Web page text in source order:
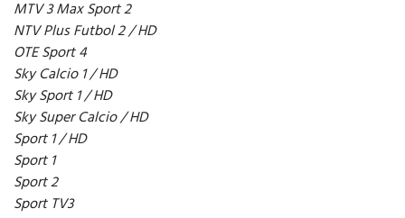
MTV 3 Max Sport 2
NTV Plus Futbol 2 / HD
OTE Sport 4
Sky Calcio 1 / HD
Sky Sport 1 / HD
Sky Super Calcio / HD
Sport 1 / HD
Sport 1
Sport 2
Sport TV3